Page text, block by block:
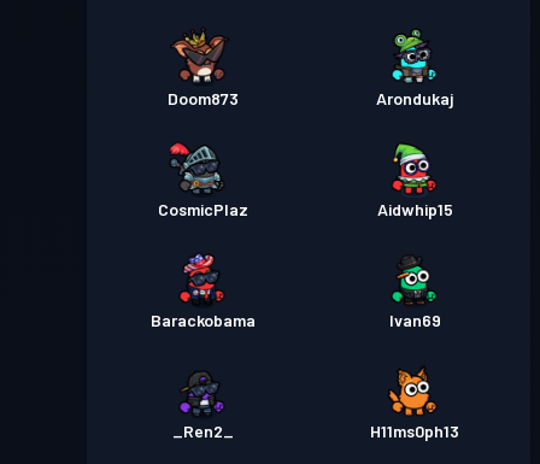
Doom873 Arondukaj
CosmicPlaz Aidwhip15
Barackobama Ivan69
_Ren2_ H11ms0ph13